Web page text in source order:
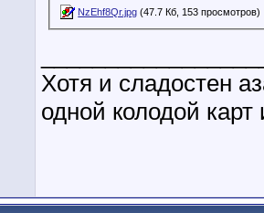
NzEhf8Qr.jpg (47.7 Кб, 153 просмотров)
Хотя и сладостен
одной колодой